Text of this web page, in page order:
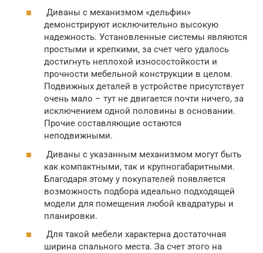
Диваны с механизмом «дельфин»
демонстрируют исключительно высокую
надежность. Установленные системы являются
простыми и крепкими, за счет чего удалось
достигнуть неплохой износостойкости и
прочности мебельной конструкции в целом.
Подвижных деталей в устройстве присутствует
очень мало – тут не двигается почти ничего, за
исключением одной половины в основании.
Прочие составляющие остаются
неподвижными.
Диваны с указанным механизмом могут быть
как компактными, так и крупногабаритными.
Благодаря этому у покупателей появляется
возможность подбора идеально подходящей
модели для помещения любой квадратуры и
планировки.
Для такой мебели характерна достаточная
ширина спального места. За счет этого на